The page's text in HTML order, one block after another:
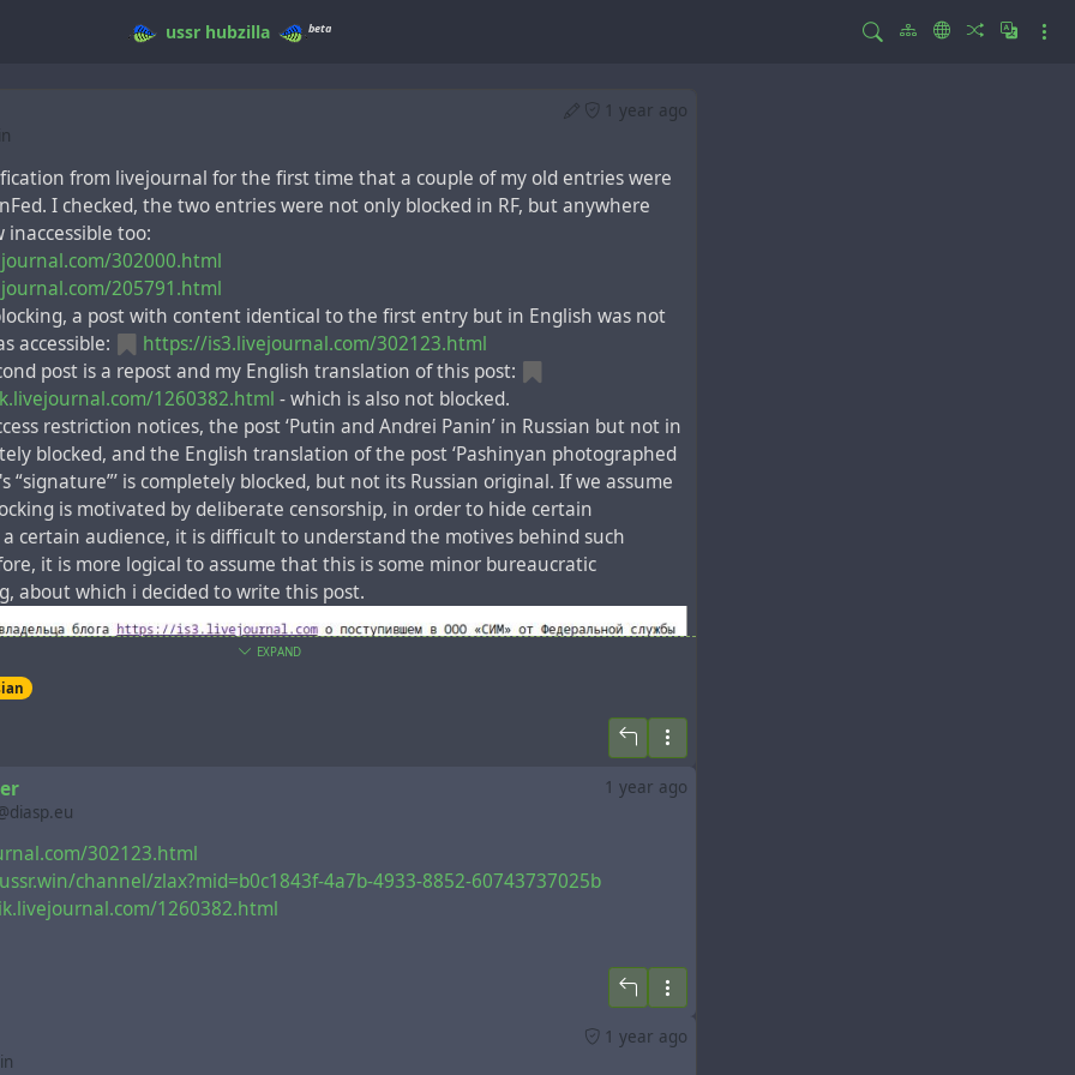
ussr hubzilla beta
1 year ago
from livejournal for the first time that a couple of my old entries were
I checked, the two entries were not only blocked in RF, but anywhere
too:
302000.html
205791.html
a post with content identical to the first entry but in English was not
accessible:
https://is3.livejournal.com/302123.html
post is a repost and my English translation of this post:
1260382.html - which is also not blocked.
restriction notices, the post ‘Putin and Andrei Panin’ in Russian but not in
blocked, and the English translation of the post ‘Pashinyan photographed
“signature”’ is completely blocked, but not its Russian original. If we assume
is motivated by deliberate censorship, in order to hide certain
certain audience, it is difficult to understand the motives behind such
it is more logical to assume that this is some minor bureaucratic
about which i decided to write this post.
EXPAND
1 year ago
302123.html
channel/zlax?mid=b0c1843f-4a7b-4933-8852-60743737025b
1260382.html
1 year ago